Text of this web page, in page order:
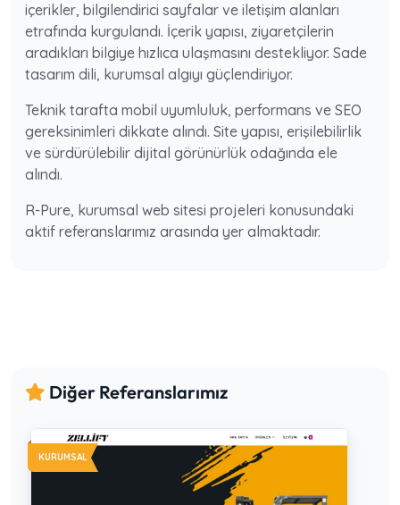
içerikler, bilgilendirici sayfalar ve iletişim alanları
etrafında kurgulandı. İçerik yapısı, ziyaretçilerin
aradıkları bilgiye hızlıca ulaşmasını destekliyor. Sade
tasarım dili, kurumsal algıyı güçlendiriyor.
Teknik tarafta mobil uyumluluk, performans ve SEO
gereksinimleri dikkate alındı. Site yapısı, erişilebilirlik
ve sürdürülebilir dijital görünürlük odağında ele
alındı.
R-Pure, kurumsal web sitesi projeleri konusundaki
aktif referanslarımız arasında yer almaktadır.
Diğer Referanslarımız
KURUMSAL